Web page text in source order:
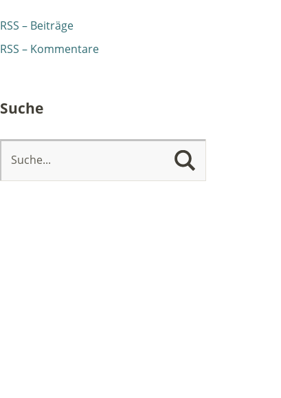
RSS – Beiträge
RSS – Kommentare
Suche